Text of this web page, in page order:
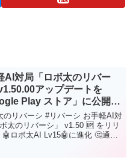
AI対局「ロボ太のリバー
アップデートを
Play ストア」に公開に
のリバーシ #リバーシ お手軽AI対
太のリバーシ」 v1.50 🆙 をリリ
ロボ太AI Lv15🤖に進化 🤔通勤